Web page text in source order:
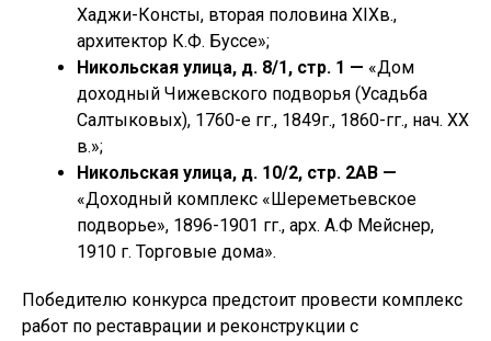
Хаджи-Консты, вторая половина XIXв.,
архитектор К.Ф. Буссе»;
Никольская улица, д. 8/1, стр. 1 — «Дом
доходный Чижевского подворья (Усадьба
Салтыковых), 1760-е гг., 1849г., 1860-гг., нач. XX
в.»;
Никольская улица, д. 10/2, стр. 2АВ —
«Доходный комплекс «Шереметьевское
подворье», 1896-1901 гг., арх. А.Ф Мейснер,
1910 г. Торговые дома».
Победителю конкурса предстоит провести комплекс
работ по реставрации и реконструкции с